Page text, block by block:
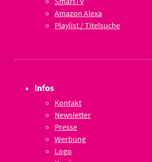
Amazon Alexa
Playlist / Titelsuche
Infos
Kontakt
Newsletter
Presse
Werbung
Logo